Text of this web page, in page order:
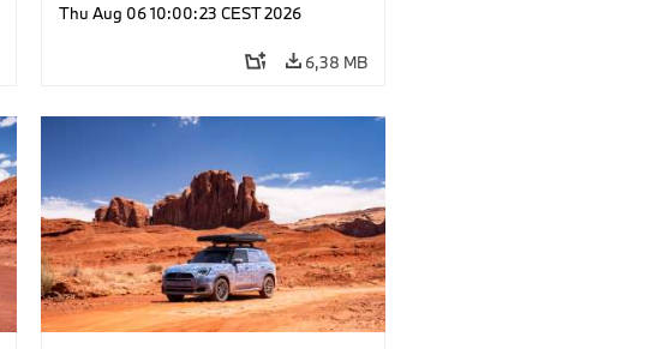
Thu Aug 06 10:00:23 CEST 2026
6,38 MB